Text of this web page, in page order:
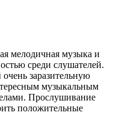
мелодичная музыка и
среди слушателей.
заразительную
музыкальным
Прослушивание
положительные